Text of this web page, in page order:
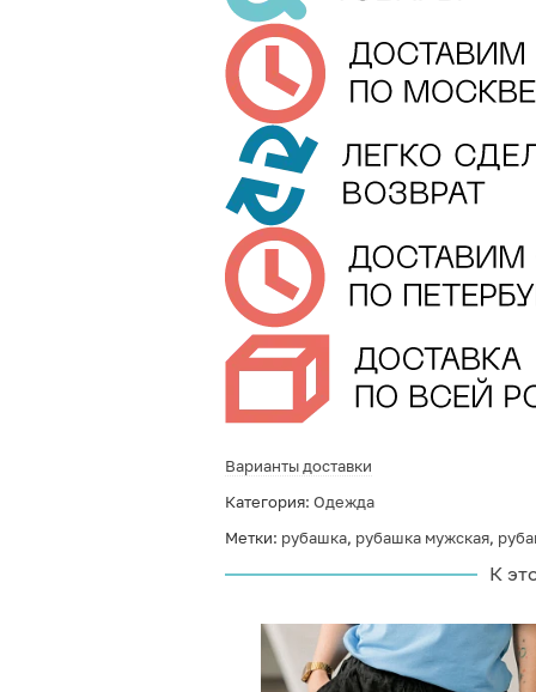
Варианты доставки
Категория: Одежда
Метки: рубашка, рубашка мужская,
К